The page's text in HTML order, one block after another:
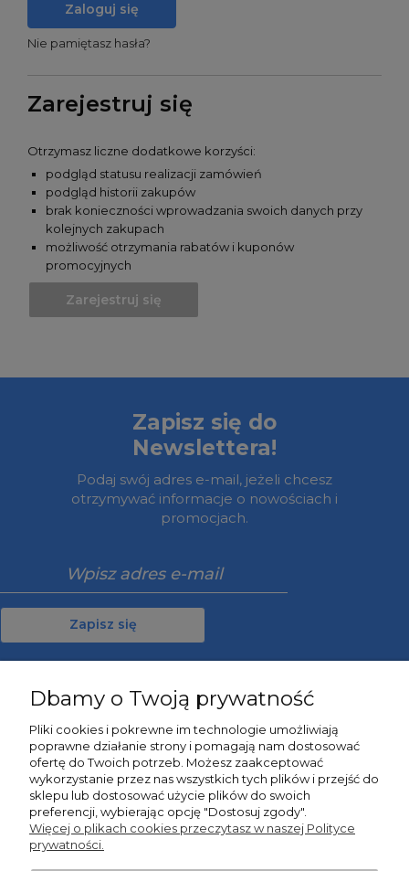
Zaloguj się
Nie pamiętasz hasła?
Zarejestruj się
Otrzymasz liczne dodatkowe korzyści:
podgląd statusu realizacji zamówień
podgląd historii zakupów
brak konieczności wprowadzania swoich danych przy
kolejnych zakupach
możliwość otrzymania rabatów i kuponów
promocyjnych
Zarejestruj się
Zapisz się do
Newslettera!
Podaj swój adres e-mail, jeżeli chcesz
otrzymywać informacje o nowościach i
promocjach.
Zapisz się
Informacje
O nas
Dbamy o Twoją prywatność
Pliki cookies i pokrewne im technologie umożliwiają
poprawne działanie strony i pomagają nam dostosować
ofertę do Twoich potrzeb. Możesz zaakceptować
wykorzystanie przez nas wszystkich tych plików i przejść do
sklepu lub dostosować użycie plików do swoich
preferencji, wybierając opcję "Dostosuj zgody".
Więcej o plikach cookies przeczytasz w naszej Polityce
prywatności.